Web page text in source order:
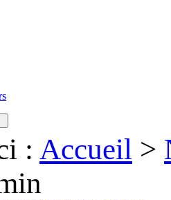
: Accueil >